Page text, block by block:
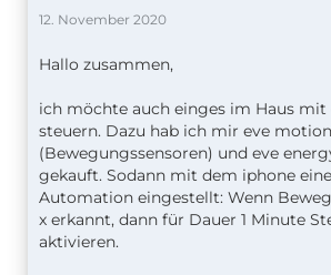
12. November 2020
Hallo zusammen,
ich möchte auch einges im Haus
steuern. Dazu hab ich mir eve motion
(Bewegungssensoren) und eve
gekauft. Sodann mit dem iphone
Automation eingestellt: Wenn
x erkannt, dann für Dauer 1 Minute
aktivieren.